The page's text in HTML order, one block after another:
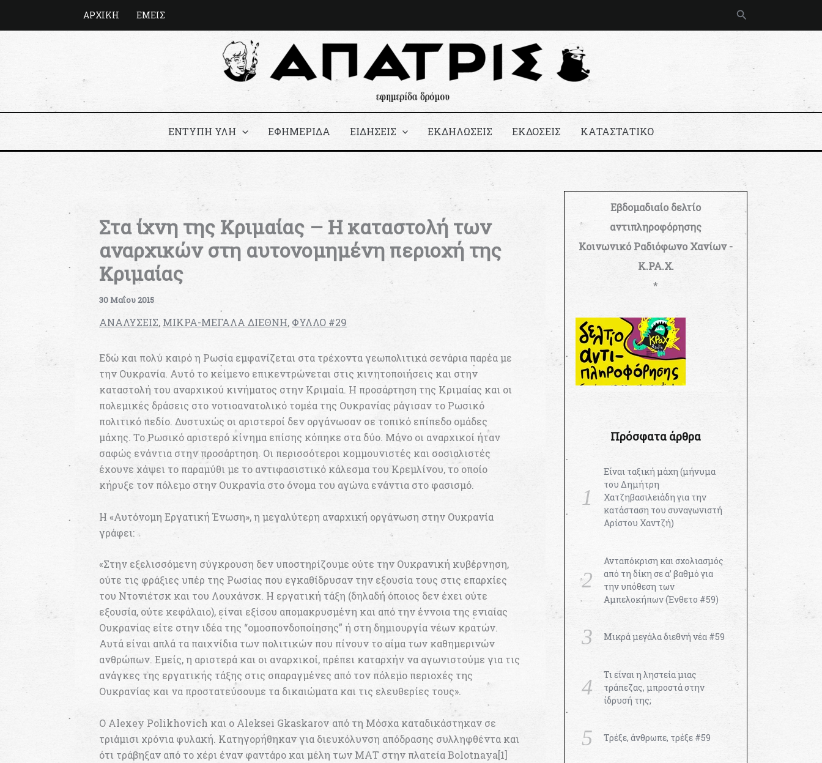
ΑΡΧΙΚΗ ΕΜΕΙΣ Αναζήτηση
ΕΝΤΥΠΗ ΥΛΗ ΕΦΗΜΕΡΙΔΑ ΕΙΔΗΣΕΙΣ ΕΚΔΗΛΩΣΕΙΣ ΕΚΔΟΣΕΙΣ ΚΑΤΑΣΤΑΤΙΚΟ
Στα ίχνη της Κριμαίας – Η καταστολή των
αναρχικών στη αυτονομημένη περιοχή της
Κριμαίας
30 Μαΐου 2015
ΑΝΑΛΥΣΕΙΣ, ΜΙΚΡΑ-ΜΕΓΑΛΑ ΔΙΕΘΝΗ, ΦΥΛΛΟ #29
Εδώ και πολύ καιρό η Ρωσία εμφανίζεται στα τρέχοντα γεωπολιτικά σενάρια παρέα με
την Ουκρανία. Αυτό το κείμενο επικεντρώνεται στις κινητοποιήσεις και στην
καταστολή του αναρχικού κινήματος στην Κριμαία. Η προσάρτηση της Κριμαίας και οι
πολεμικές δράσεις στο νοτιοανατολικό τομέα της Ουκρανίας ράγισαν το Ρωσικό
πολιτικό πεδίο. Δυστυχώς οι αριστεροί δεν οργάνωσαν σε τοπικό επίπεδο ομάδες
μάχης. Το Ρωσικό αριστερό κίνημα επίσης κόπηκε στα δύο. Μόνο οι αναρχικοί ήταν
σαφώς ενάντια στην προσάρτηση. Οι περισσότεροι κομμουνιστές και σοσιαλιστές
έχουνε χάψει το παραμύθι με το αντιφασιστικό κάλεσμα του Κρεμλίνου, το οποίο
κήρυξε τον πόλεμο στην Ουκρανία στο όνομα του αγώνα ενάντια στο φασισμό.
Η «Αυτόνομη Εργατική Ένωση», η μεγαλύτερη αναρχική οργάνωση στην Ουκρανία
γράφει:
«Στην εξελισσόμενη σύγκρουση δεν υποστηρίζουμε ούτε την Ουκρανική κυβέρνηση,
ούτε τις φράξιες υπέρ της Ρωσίας που εγκαθίδρυσαν την εξουσία τους στις επαρχίες
του Ντονιέτσκ και του Λουχάνσκ. Η εργατική τάξη (δηλαδή όποιος δεν έχει ούτε
εξουσία, ούτε κεφάλαιο), είναι εξίσου απομακρυσμένη και από την έννοια της ενιαίας
Ουκρανίας είτε στην ιδέα της “ομοσπονδοποίησης” ή στη δημιουργία νέων κρατών.
Αυτά είναι απλά τα παιχνίδια των πολιτικών που πίνουν το αίμα των καθημερινών
ανθρώπων. Εμείς, η αριστερά και οι αναρχικοί, πρέπει καταρχήν να αγωνιστούμε για τις
ανάγκες της εργατικής τάξης στις σπαραγμένες από τον πόλεμο περιοχές της
Ουκρανίας και να προστατεύσουμε τα δικαιώματα και τις ελευθερίες τους».
Ο Alexey Polikhovich και ο Aleksei Gkaskarov από τη Μόσχα καταδικάστηκαν σε
τριάμισι χρόνια φυλακή. Κατηγορήθηκαν για διευκόλυνση απόδρασης συλληφθέντα και
ότι τράβηξαν από το χέρι έναν φαντάρο και μέλη των ΜΑΤ στην πλατεία Bolotnaya[1]
Εβδομαδιαίο δελτίο
αντιπληροφόρησης
Κοινωνικό Ραδιόφωνο Χανίων -
Κ.ΡΑ.Χ.
*
Πρόσφατα άρθρα
Είναι ταξική μάχη (μήνυμα
του Δημήτρη
Χατζηβασιλειάδη για την
κατάσταση του συναγωνιστή
Αρίστου Χαντζή)
Ανταπόκριση και σχολιασμός
από τη δίκη σε α’ βαθμό για
την υπόθεση των
Αμπελοκήπων (Ένθετο #59)
Μικρά μεγάλα διεθνή νέα #59
Τι είναι η ληστεία μιας
τράπεζας, μπροστά στην
ίδρυσή της;
Τρέξε, άνθρωπε, τρέξε #59